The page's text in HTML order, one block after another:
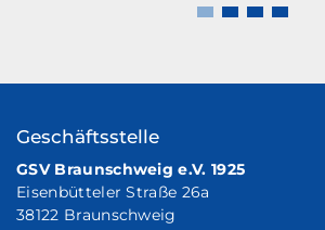
Geschäftsstelle
GSV Braunschweig e.V. 1925
Eisenbütteler Straße 26a
38122 Braunschweig